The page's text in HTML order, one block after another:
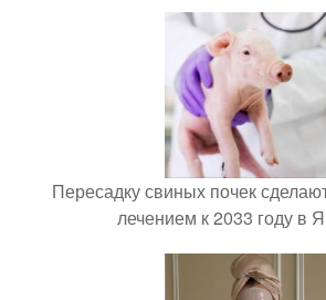
Пересадку свиных почек
лечением к 2033 году в